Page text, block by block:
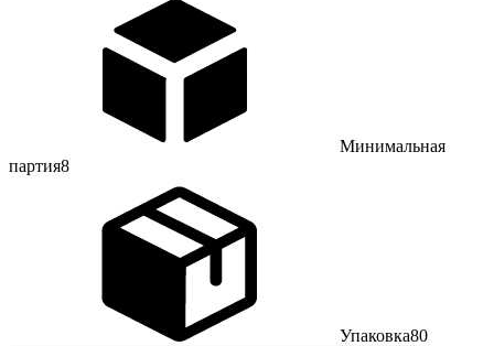
Минимальная
партия8
Упаковка80